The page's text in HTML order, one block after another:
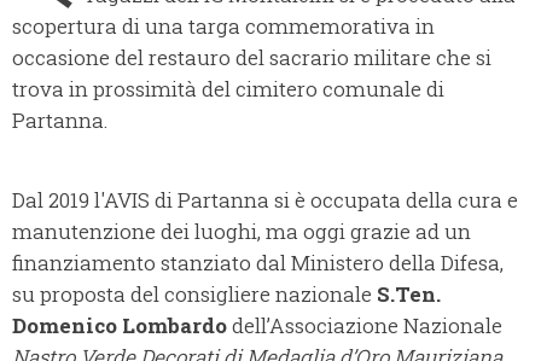
scopertura di una targa commemorativa in
occasione del restauro del sacrario militare che si
trova in prossimità del cimitero comunale di
Partanna.
Dal 2019 l'AVIS di Partanna si è occupata della cura e
manutenzione dei luoghi, ma oggi grazie ad un
finanziamento stanziato dal Ministero della Difesa,
su proposta del consigliere nazionale S.Ten.
Domenico Lombardodell’Associazione Nazionale